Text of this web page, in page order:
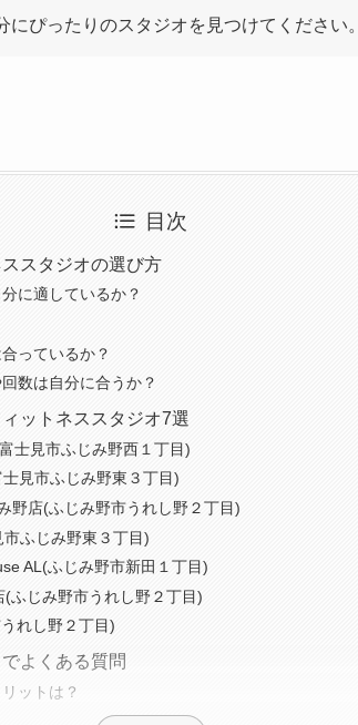
にぴったりのスタジオを見つけてください。
目次
スタジオの選び方
に適しているか？
っているか？
数は自分に合うか？
ットネススタジオ7選
士見市ふじみ野西１丁目)
見市ふじみ野東３丁目)
野店(ふじみ野市うれし野２丁目)
ふじみ野東３丁目)
AL(ふじみ野市新田１丁目)
ふじみ野市うれし野２丁目)
れし野２丁目)
よくある質問
ットは？